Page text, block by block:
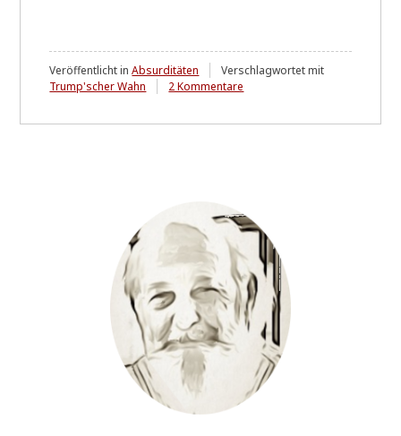
Veröffentlicht inAbsurditäten
Verschlagwortet mit
Trump'scher Wahn
2 Kommentare